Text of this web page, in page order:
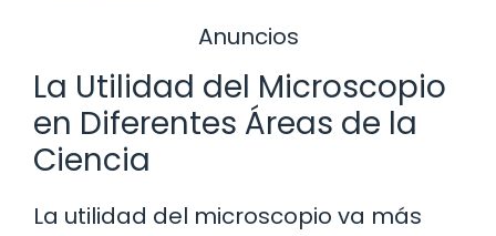
Anuncios
La Utilidad del Microscopio
en Diferentes Áreas de la
Ciencia
La utilidad del microscopio va más